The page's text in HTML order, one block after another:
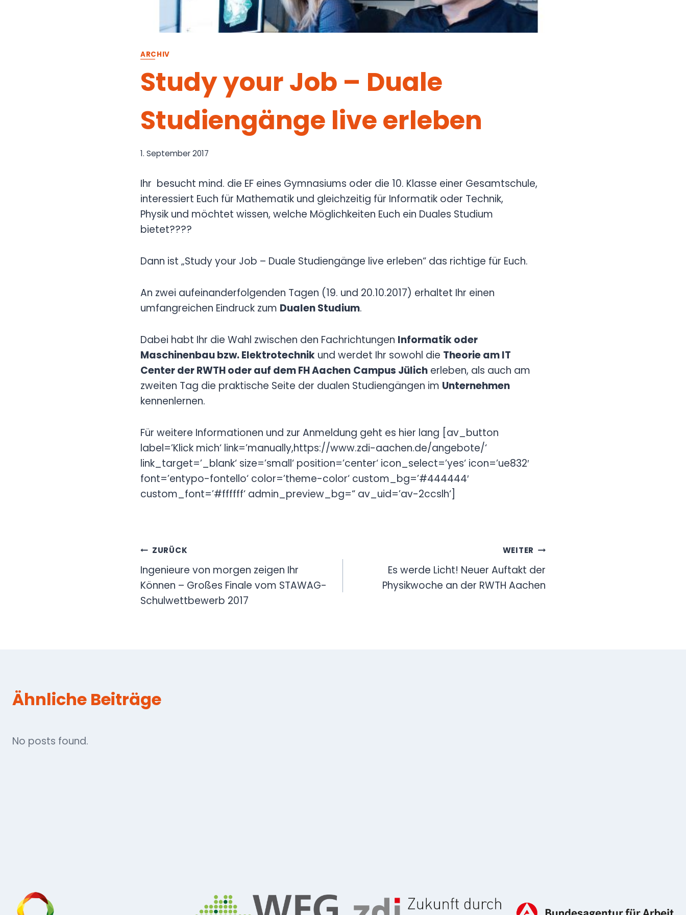
ARCHIV
Study your Job – Duale
Studiengänge live erleben
1. September 2017
Ihr besucht mind. die EF eines Gymnasiums oder die 10. Klasse einer Gesamtschule,
interessiert Euch für Mathematik und gleichzeitig für Informatik oder Technik,
Physik und möchtet wissen, welche Möglichkeiten Euch ein Duales Studium
bietet????
Dann ist „Study your Job – Duale Studiengänge live erleben“ das richtige für Euch.
An zwei aufeinanderfolgenden Tagen (19. und 20.10.2017) erhaltet Ihr einen
umfangreichen Eindruck zum Dualen Studium.
Dabei habt Ihr die Wahl zwischen den Fachrichtungen Informatik oder
Maschinenbau bzw. Elektrotechnik und werdet Ihr sowohl die Theorie am IT
Center der RWTH oder auf dem FH Aachen Campus Jülich erleben, als auch am
zweiten Tag die praktische Seite der dualen Studiengängen im Unternehmen
kennenlernen.
Für weitere Informationen und zur Anmeldung geht es hier lang [av_button
label=’Klick mich‘ link=’manually,https://www.zdi-aachen.de/angebote/‘
link_target=’_blank‘ size=’small‘ position=’center‘ icon_select=’yes‘ icon=’ue832′
font=’entypo-fontello‘ color=’theme-color‘ custom_bg=’#444444′
custom_font=’#ffffff‘ admin_preview_bg=“ av_uid=’av-2ccslh‘]
Beitragsnavigation
ZURÜCK
Ingenieure von morgen zeigen Ihr
Können – Großes Finale vom STAWAG-
Schulwettbewerb 2017
WEITER
Es werde Licht! Neuer Auftakt der
Physikwoche an der RWTH Aachen
Ähnliche Beiträge
No posts found.